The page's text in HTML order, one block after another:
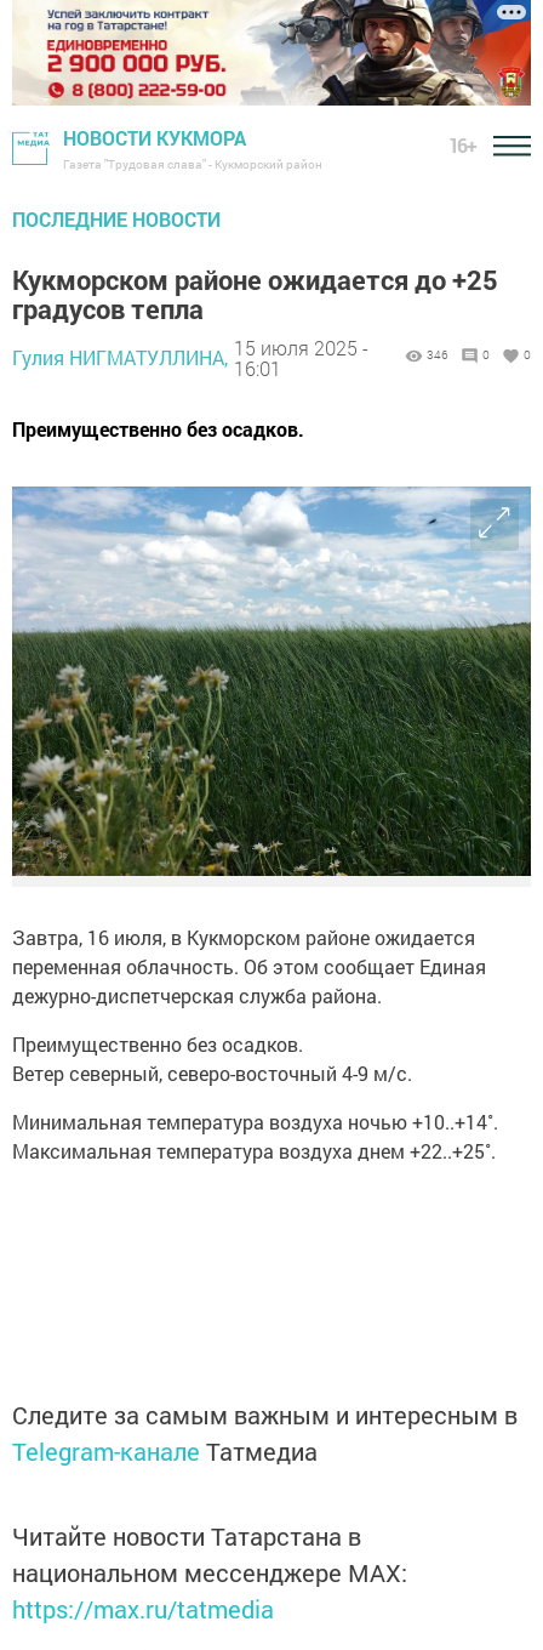
НОВОСТИ КУКМОРА
Газета "Трудовая слава" - Кукморский район
16+
ПОСЛЕДНИЕ НОВОСТИ
Кукморском районе ожидается до +25
градусов тепла
Гулия НИГМАТУЛЛИНА, 15 июля 2025 -
16:01
346 0 0
Преимущественно без осадков.
Завтра, 16 июля, в Кукморском районе ожидается
переменная облачность. Об этом сообщает Единая
дежурно-диспетчерская служба района.
Преимущественно без осадков.
Ветер северный, северо-восточный 4-9 м/с.
Минимальная температура воздуха ночью +10..+14˚.
Максимальная температура воздуха днем +22..+25˚.
Следите за самым важным и интересным в
Telegram-канале Татмедиа
Читайте новости Татарстана в
национальном мессенджере MАХ:
https://max.ru/tatmedia